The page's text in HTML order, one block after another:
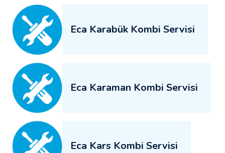
Eca Karabük Kombi Servisi
Eca Karaman Kombi Servisi
Eca Kars Kombi Servisi